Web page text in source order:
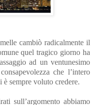
cambiò radicalmente il
quel tragico giorno ha
ad un ventunesimo
che l’intero
è sempre voluto credere.
sull’argomento abbiamo